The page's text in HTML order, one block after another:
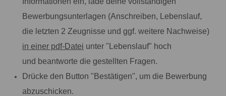
Bewerbungsunterlagen (Anschreiben, Lebenslauf,
die letzten 2 Zeugnisse und ggf. weitere Nachweise)
in einer pdf-Datei unter "Lebenslauf" hoch
und beantworte die gestellten Fragen.
Drücke den Button "Bestätigen", um die Bewerbung
abzuschicken.